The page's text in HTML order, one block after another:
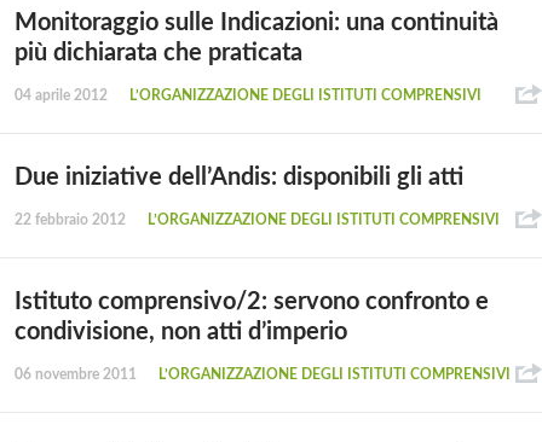
Monitoraggio sulle Indicazioni: una continuità
più dichiarata che praticata
04 aprile 2012 L’ORGANIZZAZIONE DEGLI ISTITUTI COMPRENSIVI
Due iniziative dell’Andis: disponibili gli atti
22 febbraio 2012 L’ORGANIZZAZIONE DEGLI ISTITUTI COMPRENSIVI
Istituto comprensivo/2: servono confronto e
condivisione, non atti d’imperio
06 novembre 2011 L’ORGANIZZAZIONE DEGLI ISTITUTI COMPRENSIVI